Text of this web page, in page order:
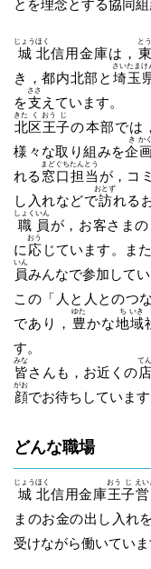
とを理念とする協同組
城
じょう
北
ほく
信用金庫は， 東
とう
き，都内北部と 埼
さい
玉
たまけ
を支
ささ
えています。
北
きた
区
く
王
おう
子
じ
の本部では
様々な取り組みを企
き かく
れる 窓
まど
口
ぐち
担
たん
当
とう
が，コ
し入れなどで訪
おとず
れる
職
しょく
員
いん
が，お客さま
に 応
おう
じています。ま
員
いん
みんなで参加してい
この「人と人とのつ
であり， 豊
ゆた
かな地
ち
域
いき
す。
皆
みな
さんも，お近くの店
てん
顔
がお
でお待ちしています
どんな職場
城
じょう
北
ほく
信用金庫王
おう
子
じ
営
えい
まのお金の出し入れ
受けながら働いていま